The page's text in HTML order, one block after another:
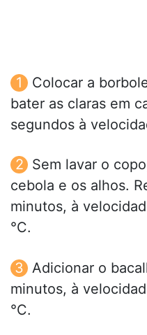
Colocar a
bater as claras em
segundos à
Sem lavar o
cebola e os alhos.
minutos, à
°C.
Adicionar o
minutos, à
°C.